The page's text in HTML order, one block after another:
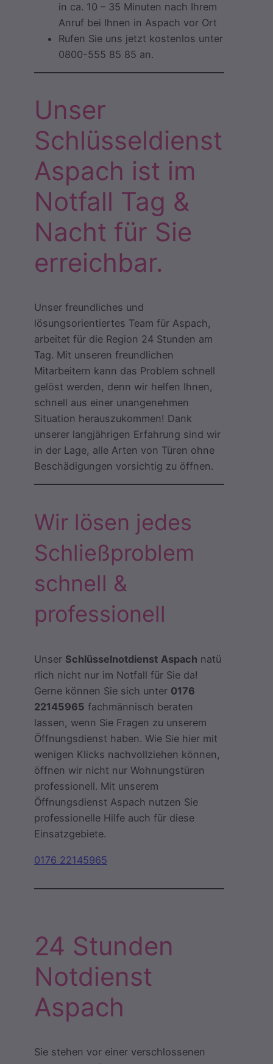
in ca. 10 – 35 Minuten nach Ihrem
Anruf bei Ihnen in Aspach vor Ort
Rufen Sie uns jetzt kostenlos unter
0800-555 85 85 an.
Unser
Schlüsseldienst
Aspach ist im
Notfall Tag &
Nacht für Sie
erreichbar.
Unser freundliches und
lösungsorientiertes Team für Aspach,
arbeitet für die Region 24 Stunden am
Tag. Mit unseren freundlichen
Mitarbeitern kann das Problem schnell
gelöst werden, denn wir helfen Ihnen,
schnell aus einer unangenehmen
Situation herauszukommen! Dank
unserer langjährigen Erfahrung sind wir
in der Lage, alle Arten von Türen ohne
Beschädigungen vorsichtig zu öffnen.
Wir lösen jedes
Schließproblem
schnell &
professionell
Unser Schlüsselnotdienst Aspach natü
rlich nicht nur im Notfall für Sie da!
Gerne können Sie sich unter 0176
22145965 fachmännisch beraten
lassen, wenn Sie Fragen zu unserem
Öffnungsdienst haben. Wie Sie hier mit
wenigen Klicks nachvollziehen können,
öffnen wir nicht nur Wohnungstüren
professionell. Mit unserem
Öffnungsdienst Aspach nutzen Sie
professionelle Hilfe auch für diese
Einsatzgebiete.
0176 22145965
24 Stunden
Notdienst
Aspach
Sie stehen vor einer verschlossenen